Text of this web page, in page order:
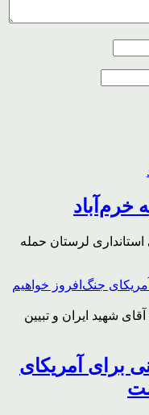
خرم‌آباد
لرستان حمله
شهید ایران و تبیین
برای آمریکای